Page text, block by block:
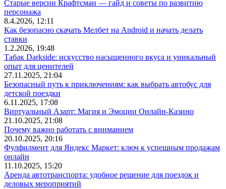
Старые версии Крафтсман — гайд и советы по развитию
персонажа
8.4.2026, 12:11
Как безопасно скачать Мелбет на Android и начать делать
ставки
1.2.2026, 19:48
Табак Darkside: искусство насыщенного вкуса и уникальный
опыт для ценителей
27.11.2025, 21:04
Безопасный путь к приключениям: как выбрать автобус для
детской поездки
6.11.2025, 17:08
Виртуальный Азарт: Магия и Эмоции Онлайн-Казино
21.10.2025, 21:08
Почему важно работать с вниманием
20.10.2025, 20:16
Фулфилмент для Яндекс Маркет: ключ к успешным продажам
онлайн
11.10.2025, 15:20
Аренда автотранспорта: удобное решение для поездок и
деловых мероприятий